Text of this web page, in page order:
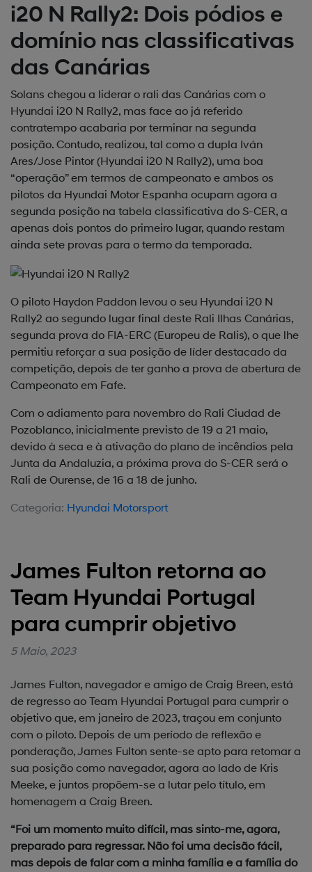
i20 N Rally2: Dois pódios e
domínio nas classificativas
das Canárias
Solans chegou a liderar o rali das Canárias com o
Hyundai i20 N Rally2, mas face ao já referido
contratempo acabaria por terminar na segunda
posição. Contudo, realizou, tal como a dupla Iván
Ares/Jose Pintor (Hyundai i20 N Rally2), uma boa
“operação” em termos de campeonato e ambos os
pilotos da Hyundai Motor Espanha ocupam agora a
segunda posição na tabela classificativa do S-CER, a
apenas dois pontos do primeiro lugar, quando restam
ainda sete provas para o termo da temporada.
O piloto Haydon Paddon levou o seu Hyundai i20 N
Rally2 ao segundo lugar final deste Rali Ilhas Canárias,
segunda prova do FIA-ERC (Europeu de Ralis), o que lhe
permitiu reforçar a sua posição de líder destacado da
competição, depois de ter ganho a prova de abertura de
Campeonato em Fafe.
Com o adiamento para novembro do Rali Ciudad de
Pozoblanco, inicialmente previsto de 19 a 21 maio,
devido à seca e à ativação do plano de incêndios pela
Junta da Andaluzia, a próxima prova do S-CER será o
Rali de Ourense, de 16 a 18 de junho.
Categoria: Hyundai Motorsport
James Fulton retorna ao
Team Hyundai Portugal
para cumprir objetivo
5 Maio, 2023
James Fulton, navegador e amigo de Craig Breen, está
de regresso ao Team Hyundai Portugal para cumprir o
objetivo que, em janeiro de 2023, traçou em conjunto
com o piloto. Depois de um período de reflexão e
ponderação, James Fulton sente-se apto para retomar a
sua posição como navegador, agora ao lado de Kris
Meeke, e juntos propõem-se a lutar pelo título, em
homenagem a Craig Breen.
“Foi um momento muito difícil, mas sinto-me, agora,
preparado para regressar. Não foi uma decisão fácil,
mas depois de falar com a minha família e a família do